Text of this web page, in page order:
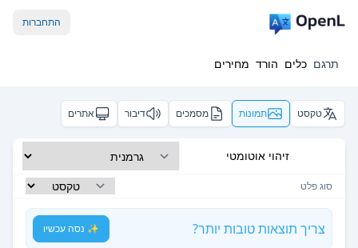
התחברות
תרגם כלים הורד מחירים
טקסט תמונות מסמכים דיבור אתרים
זיהוי אוטומטי
סוג פלט
צריך תוצאות טובות יותר? ✨ נסה עכשיו